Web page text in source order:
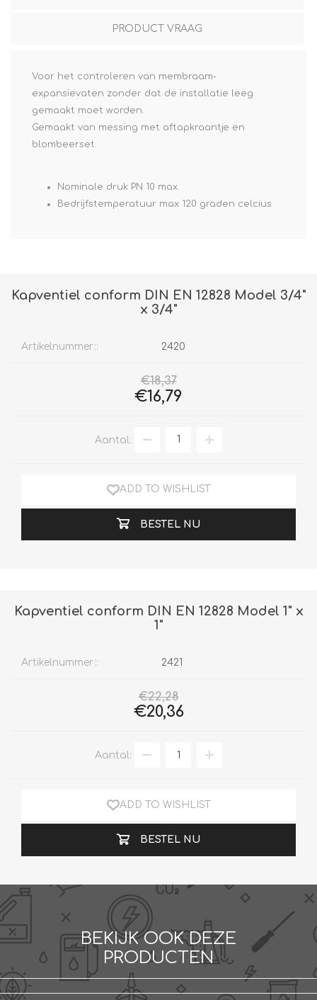
PRODUCT VRAAG
Voor het controleren van membraam-
expansievaten zonder dat de installatie leeg
gemaakt moet worden.
Gemaakt van messing met aftapkraantje en
blombeerset.
Nominale druk PN 10 max.
Bedrijfstemperatuur max 120 graden celcius
Kapventiel conform DIN EN 12828 Model 3/4"
x 3/4"
Artikelnummer:: 2420
€18,37
€16,79
Aantal:
ADD TO WISHLIST
BESTEL NU
Kapventiel conform DIN EN 12828 Model 1" x
1"
Artikelnummer:: 2421
€22,28
€20,36
Aantal:
ADD TO WISHLIST
BESTEL NU
BEKIJK OOK DEZE
PRODUCTEN